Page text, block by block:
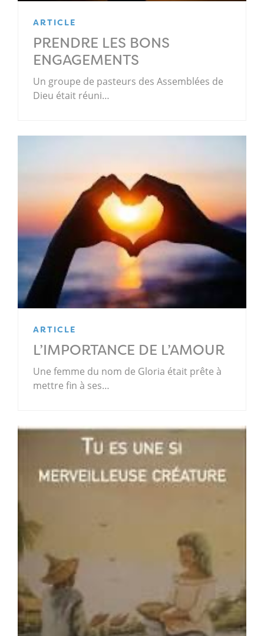
ARTICLE
PRENDRE LES BONS
ENGAGEMENTS
Un groupe de pasteurs des Assemblées de
Dieu était réuni…
ARTICLE
L’IMPORTANCE DE L’AMOUR
Une femme du nom de Gloria était prête à
mettre fin à ses…